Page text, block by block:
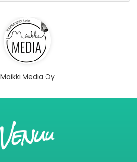
Maikki Media Oy